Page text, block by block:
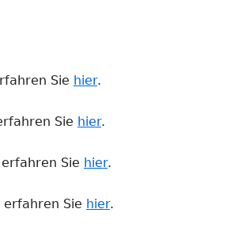
Sie hier.
Sie hier.
Sie hier.
erfahren Sie hier.